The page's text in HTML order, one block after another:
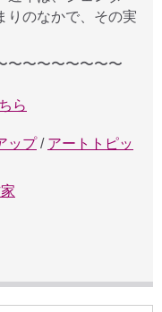
りのなかで、その実
〜〜〜〜〜〜〜〜
ら
ップ/ アートトピッ